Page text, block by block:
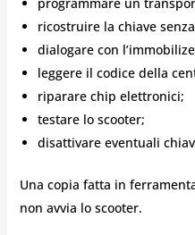
programmare un
ricostruire la chiave
dialogare con
leggere il codice della
riparare chip elettronici;
testare lo scooter;
disattivare eventuali
Una copia fatta in
non avvia lo scooter.